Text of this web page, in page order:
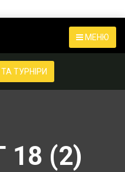
МЕНЮ
ТУРНІРИ
(2)